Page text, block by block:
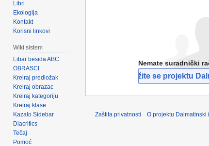
Nemate suradnički
Pridružite se projektu
Libri
Ekologija
Kontakt
Korisni linkovi
Wiki sistem
Libar besida ABC
OBRASCI
Kreiraj predložak
Kreiraj obrazac
Kreiraj kategoriju
Kreiraj klase
Kazalo Sidebar
Diacritics
Tečaj
Pomoć
Zaštita privatnosti O projektu Dalmatinski